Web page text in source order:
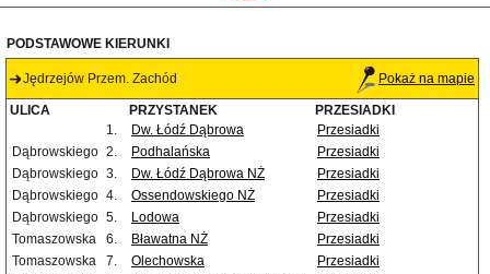
PODSTAWOWE KIERUNKI
Jędrzejów Przem. Zachód Pokaż na mapie
ULICA PRZYSTANEK
PRZESIADKI
1.
Dw. Łódź Dąbrowa
Przesiadki
Dąbrowskiego 2. Podhalańska
Przesiadki
Dąbrowskiego 3. Dw. Łódź Dąbrowa NŻ
Przesiadki
Dąbrowskiego 4. Ossendowskiego NŻ
Przesiadki
Dąbrowskiego 5. Lodowa
Przesiadki
Tomaszowska
6. Bławatna NŻ
Przesiadki
Tomaszowska
7. Olechowska
Przesiadki